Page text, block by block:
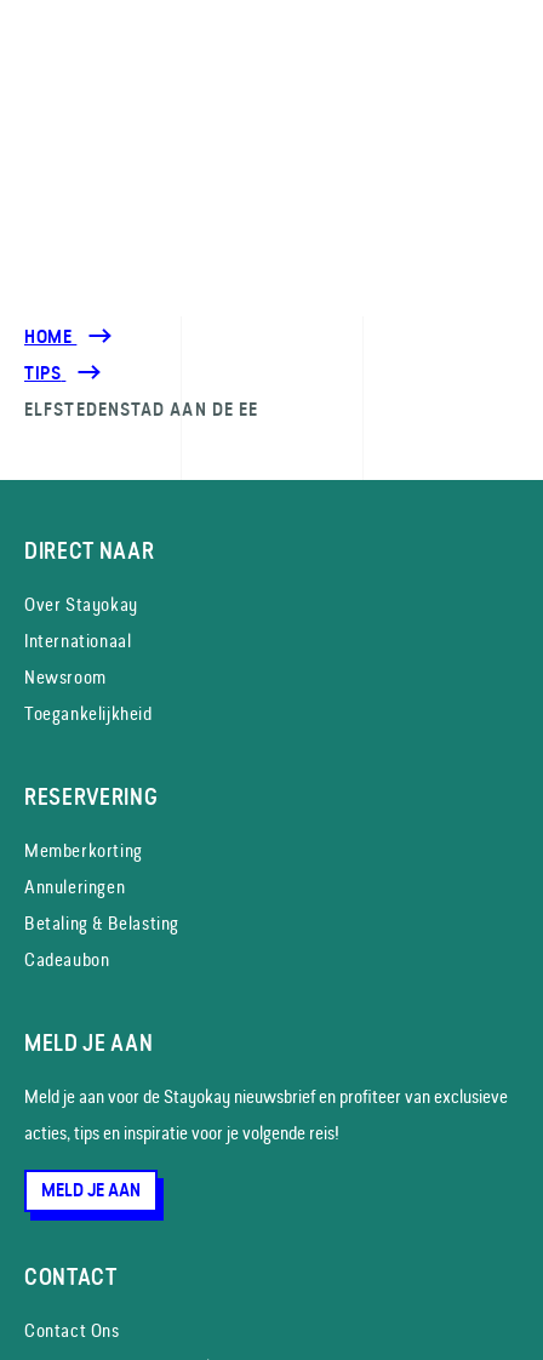
HOME
TIPS
ELFSTEDENSTAD AAN DE EE
DIRECT NAAR
Over Stayokay
Internationaal
Newsroom
Toegankelijkheid
RESERVERING
Memberkorting
Annuleringen
Betaling & Belasting
Cadeaubon
MELD JE AAN
Meld je aan voor de Stayokay nieuws­brief en profiteer van exclusieve
acties, tips en inspiratie voor je volgende reis!
MELD JE AAN
CONTACT
Contact Ons